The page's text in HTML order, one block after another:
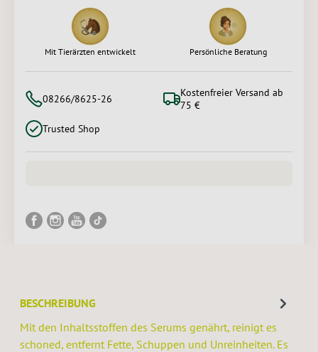
Mit Tierärzten entwickelt Persönliche Beratung
08266/8625-26
Kostenfreier Versand ab
75 €
Trusted Shop
BESCHREIBUNG
Mit den Inhaltsstoffen des Serums genährt, reinigt es
schoned, entfernt Fette, Schuppen und Unreinheiten. Es